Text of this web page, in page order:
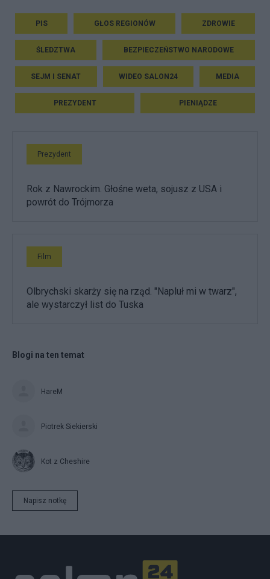
PIS GŁOS REGIONÓW ZDROWIE
ŚLEDZTWA BEZPIECZEŃSTWO NARODOWE
SEJM I SENAT WIDEO SALON24 MEDIA
PREZYDENT PIENIĄDZE
Prezydent
Rok z Nawrockim. Głośne weta, sojusz z USA i
powrót do Trójmorza
Film
Olbrychski skarży się na rząd. "Napluł mi w twarz",
ale wystarczył list do Tuska
Blogi na ten temat
HareM
Piotrek Siekierski
Kot z Cheshire
Napisz notkę